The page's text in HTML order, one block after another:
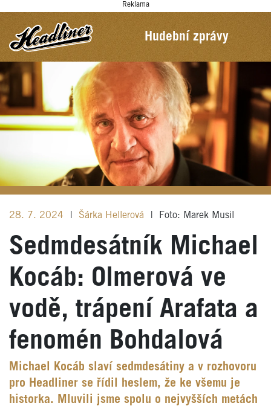
Reklama
Hudební zprávy
28. 7. 2024 Šárka Hellerová Foto: Marek Musil
Sedmdesátník Michael
Kocáb: Olmerová ve
vodě, trápení Arafata a
fenomén Bohdalová
Michael Kocáb slaví sedmdesátiny a v rozhovoru
pro Headliner se řídil heslem, že ke všemu je
historka. Mluvili jsme spolu o nejvyšších metách